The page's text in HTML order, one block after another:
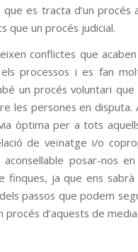
es tracta d’un procés
que un procés judicial.
conflictes que
processos i es fan
un procés voluntari que
les persones en disputa.
òptima per a tots
de veïnatge i/o
posar-nos en
finques, ja que ens sabrà
passos que podem
procés d’aquests de